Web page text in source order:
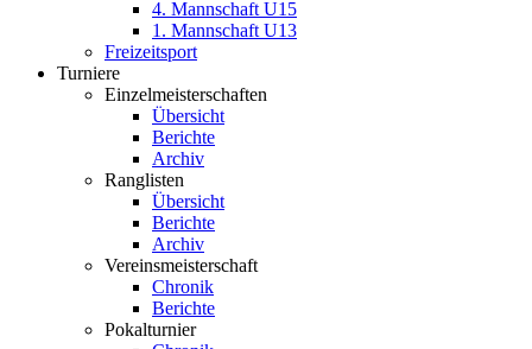
4. Mannschaft U15
1. Mannschaft U13
Freizeitsport
Turniere
Einzelmeisterschaften
Übersicht
Berichte
Archiv
Ranglisten
Übersicht
Berichte
Archiv
Vereinsmeisterschaft
Chronik
Berichte
Pokalturnier